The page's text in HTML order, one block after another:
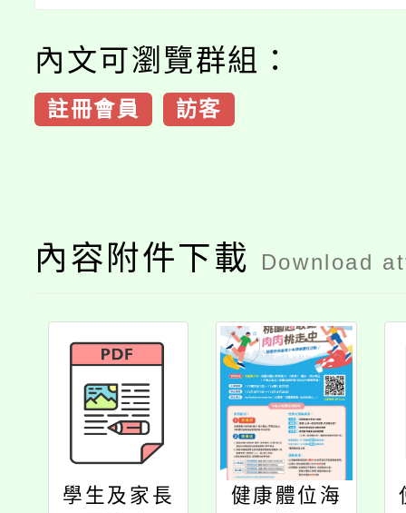
內文可瀏覽群組：
註冊會員 訪客
內容附件下載 Download
學生及家長
健康體位海